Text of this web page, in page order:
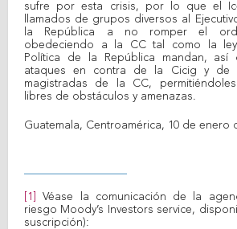
sufre por esta crisis, por lo que el
llamados de grupos diversos al
la República a no romper el
obedeciendo a la CC tal como la
Política de la República mandan,
ataques en contra de la Cicig y de
magistradas de la CC,
libres de obstáculos y amenazas.
Guatemala, Centroamérica, 10 de enero
[1]
Véase la comunicación de la
riesgo Moody’s Investors service,
suscripción):